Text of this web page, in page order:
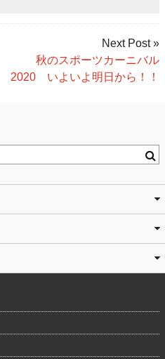
Next Post »
秋のスポーツカーニバル
2020 いよいよ明日から！！